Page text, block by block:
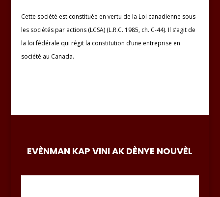
Cette société est constituée en vertu de la Loi canadienne sous
les sociétés par actions (LCSA) (L.R.C. 1985, ch. C-44). Il s’agit de
la loi fédérale qui régit la constitution d’une entreprise en
société au Canada.
EVÈNMAN KAP VINI AK DÈNYE NOUVÈL